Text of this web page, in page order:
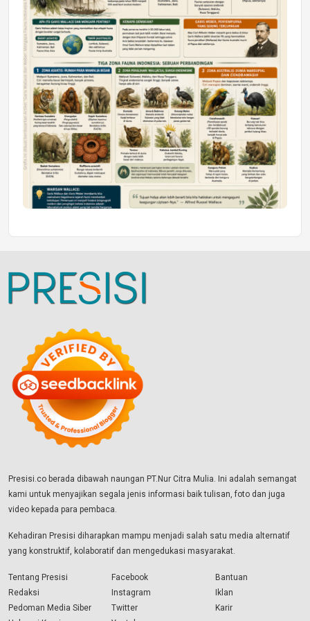
Presisi.co berada dibawah naungan PT.Nur Citra Mulia. Ini adalah semangat
kami untuk menyajikan segala jenis informasi baik tulisan, foto dan juga
video kepada para pembaca.
Kehadiran Presisi diharapkan mampu menjadi salah satu media alternatif
yang konstruktif, kolaboratif dan mengedukasi masyarakat.
Tentang Presisi
Redaksi
Pedoman Media Siber
Facebook
Instagram
Twitter
Bantuan
Iklan
Karir